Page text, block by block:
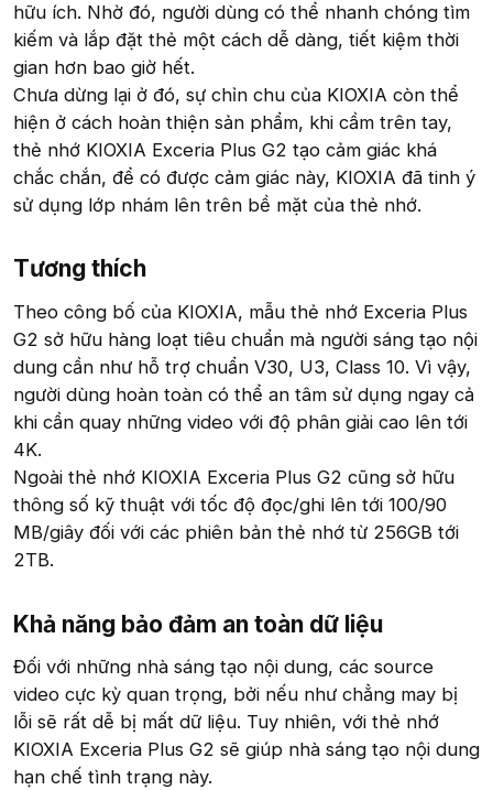
hữu ích. Nhờ đó, người dùng có thể nhanh chóng tìm
kiếm và lắp đặt thẻ một cách dễ dàng, tiết kiệm thời
gian hơn bao giờ hết.
Chưa dừng lại ở đó, sự chỉn chu của KIOXIA còn thể
hiện ở cách hoàn thiện sản phẩm, khi cầm trên tay,
thẻ nhớ KIOXIA Exceria Plus G2 tạo cảm giác khá
chắc chắn, để có được cảm giác này, KIOXIA đã tinh ý
sử dụng lớp nhám lên trên bề mặt của thẻ nhớ.
Tương thích​
Theo công bố của KIOXIA, mẫu thẻ nhớ Exceria Plus
G2 sở hữu hàng loạt tiêu chuẩn mà người sáng tạo nội
dung cần như hỗ trợ chuẩn V30, U3, Class 10. Vì vậy,
người dùng hoàn toàn có thể an tâm sử dụng ngay cả
khi cần quay những video với độ phân giải cao lên tới
4K.
Ngoài thẻ nhớ KIOXIA Exceria Plus G2 cũng sở hữu
thông số kỹ thuật với tốc độ đọc/ghi lên tới 100/90
MB/giây đối với các phiên bản thẻ nhớ từ 256GB tới
2TB.
Khả năng bảo đảm an toàn dữ liệu​
Đối với những nhà sáng tạo nội dung, các source
video cực kỳ quan trọng, bởi nếu như chẳng may bị
lỗi sẽ rất dễ bị mất dữ liệu. Tuy nhiên, với thẻ nhớ
KIOXIA Exceria Plus G2 sẽ giúp nhà sáng tạo nội dung
hạn chế tình trạng này.